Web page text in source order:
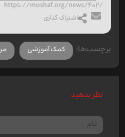
https://moshaf.org/news/402/
اشتراک گذاری
برچسب‌ها: کمک آموزشی
نظر بدهید